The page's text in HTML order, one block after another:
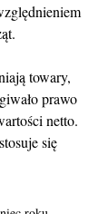
towary,
prawo
netto.
się